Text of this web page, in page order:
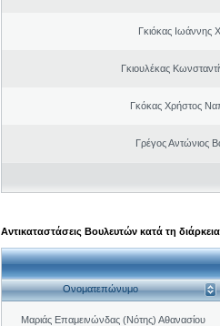
Γκιόκας Ιωάννης
Γκιουλέκας
Γκόκας Χρήστος
Γρέγος Αντώνιος
Αντικαταστάσεις Βουλευτών κατά τη
Ονοματεπώνυμο
Μαριάς Επαμεινώνδας (Νότης) Αθανασίου